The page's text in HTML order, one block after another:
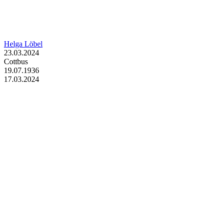
Helga Löbel
23.03.2024
Cottbus
19.07.1936
17.03.2024